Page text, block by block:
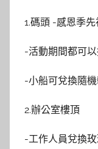
1.碼頭 -感恩季
-活動期間都可
-小船可兌換隨機
2.辦公室樓頂
-工作人員兌換